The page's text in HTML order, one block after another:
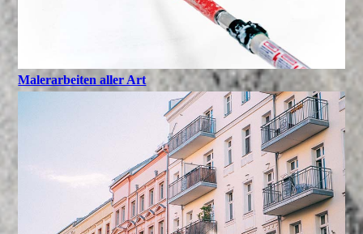
Malerarbeiten aller Art